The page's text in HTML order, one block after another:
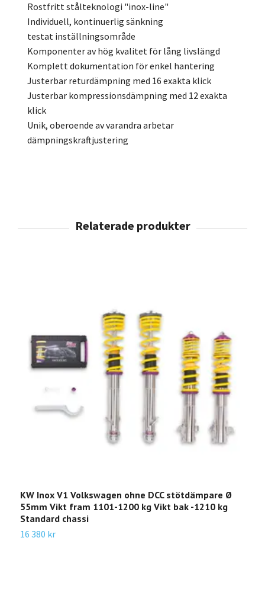
Rostfritt stålteknologi "inox-line"
Individuell, kontinuerlig sänkning
testat inställningsområde
Komponenter av hög kvalitet för lång livslängd
Komplett dokumentation för enkel hantering
Justerbar returdämpning med 16 exakta klick
Justerbar kompressionsdämpning med 12 exakta
klick
Unik, oberoende av varandra arbetar
dämpningskraftjustering
KW Inox V1 Volkswagen ohne DCC stötdämpare Ø
55mm Vikt fram 1101-1200 kg Vikt bak -1210 kg
Standard chassi
16 380 kr